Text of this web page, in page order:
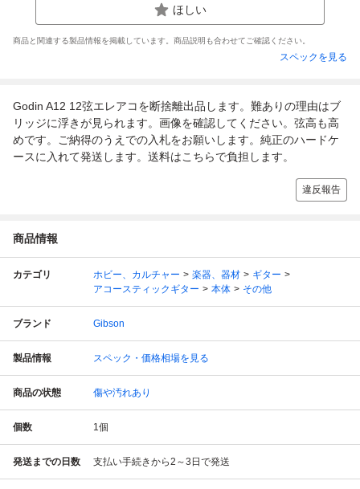
ほしい
商品と関連する製品情報を掲載しています。商品説明も合わせてご確認ください。
スペックを見る
Godin A12 12弦エレアコを断捨離出品します。難ありの理由はブ
リッジに浮きが見られます。画像を確認してください。弦高も高
めです。ご納得のうえでの入札をお願いします。純正のハードケ
ースに入れて発送します。送料はこちらで負担します。
違反報告
商品情報
カテゴリ ホビー、カルチャー 楽器、器材
ギター
アコースティックギター
本体 その他
ブランド Gibson
製品情報 スペック・価格相場を見る
商品の状態 傷や汚れあり
個数 1個
発送までの日数 支払い手続きから2～3日で発送